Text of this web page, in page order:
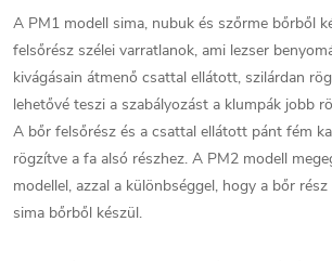
A PM1 modell sima, nubuk és szőrme bőrből
felsőrész szélei varratlanok, ami lezser
kivágásain átmenő csattal ellátott, szilárdan
lehetővé teszi a szabályozást a klumpák jobb
A bőr felsőrész és a csattal ellátott pánt fém
rögzítve a fa alsó részhez. A PM2 modell
modellel, azzal a különbséggel, hogy a bőr
sima bőrből készül.